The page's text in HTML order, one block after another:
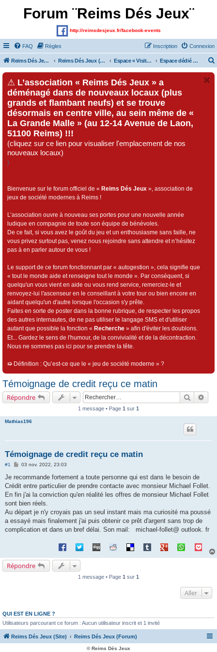
Forum ¨Reims Dés Jeux¨
http://reimsdesjeux.fr/facebook-events
FAQ Règles Connexion
Inscription
Reims Dés Jeux (Site) Reims Dés Jeux (Forum) Espace « Visiteurs » et inscrits au forum Espace dédié au « Festival Dés Jeux», organisé par l'association « Reims Dés Jeux » !!!
⚠ L’association « Reims Dés Jeux » a
déménagé dans de nouveaux locaux (plus
grands et flambant neufs) et se trouve
désormais en centre ville, au sein même de «
La Grande Malle » (au 12-14 Avenue de Laon,
51100 Reims) !!!
(cliquez sur ce lien pour visualiser l'emplacement de nos
nouveaux locaux)
)
Bienvenue sur le forum officiel de « Reims Dés Jeux », association de
jeux de société modernes à Reims !
L’association ouvre à nouveau ses portes pour une nouvelle année
ludique en compagnie de toute son équipe de bénévoles.
De ce fait, si vous avez le goût du jeu et un enthousiasme sans faille, ne
vous privez surtout pas, venez nous rejoindre sans attendre et n’hésitez
pas à en parler autour de vous !
Le support de ce forum fonctionnant par « autogestion », cela signifie que
« tout le monde aide et renseigne tout le monde ». Par conséquent, si
quelqu'un vous vient en aide ou vous rend service, remerciez-le et
renvoyez-lui l'ascenseur en le conseillant à votre tour ou bien encore en
aidant quelqu'un d'autre lorsque l'occasion s'y prête.
Faites en sorte de poster dans la bonne rubrique, de respecter les propos
des autres internautes, de ne pas utiliser le langage SMS et d'utiliser
autant que possible la fonction « Recherche » afin d'éviter les doublons.
Et... Gardez le sens de l'humour, de la convivialité et de la décontraction.
Nous ne sommes pas ici pour se prendre la tête.
➯ Définition : Qu’est-ce que le « jeu de société moderne » ?
Témoignage de credit reçu ce matin
Répondre
1 message • Page 1 sur 1
Mathias196
Témoignage de credit reçu ce matin
#1
M
s
a
g
03 nov. 2022, 23:03
Je recommande fortement a toute personne qui est dans le besoin de
Crédit entre particulier de prendre contacte avec monsieur Michael Follet.
En fin j'ai la conviction qu'en réalité les offres de monsieur Michael Follet
sont bien réels.
Au départ je n'y croyais pas un seul instant mais ma curiosité ma poussé
a essayé mais finalement j'ai puis obtenir ce prêt d'argent sans trop de
complication et dans un bref délai. Son mail: michael-follet@ outlook. fr
Répondre
1 message • Page 1 sur 1
Aller
QUI EST EN LIGNE ?
Utilisateurs parcourant ce forum : Aucun utilisateur inscrit et 1 invité
Reims Dés Jeux (Site) Reims Dés Jeux (Forum)
© Reims Dés Jeux